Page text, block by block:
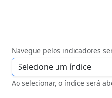
Navegue pelos indicadores
Ao selecionar, o índice será